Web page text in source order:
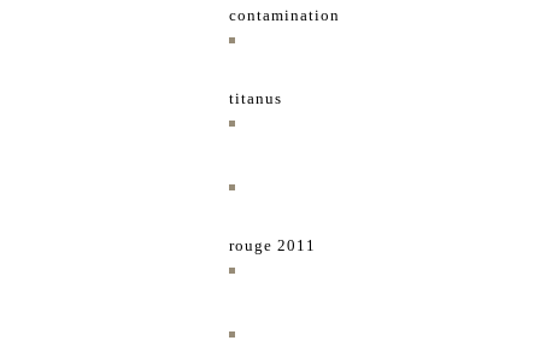
contamination
titanus
rouge 2011